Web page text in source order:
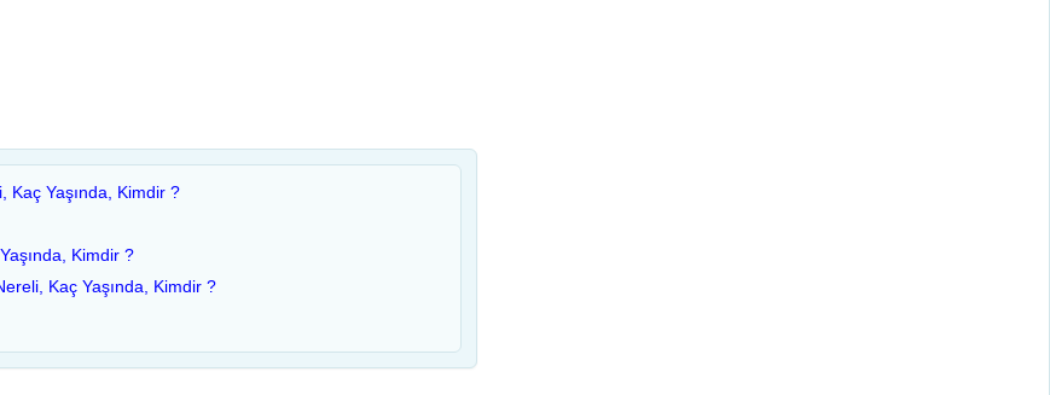
Kaç Yaşında, Kimdir ?
Kimdir ?
Kaç Yaşında, Kimdir ?